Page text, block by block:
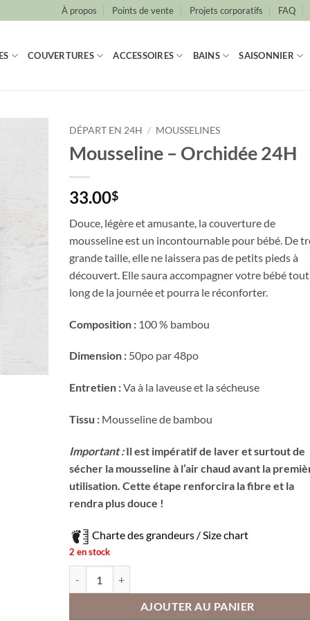
À propos Points de vente Projets corporatifs FAQ
COUVERTURES ACCESSOIRES BAINS SAISONNIER
DÉPART EN 24H / MOUSSELINES
Mousseline – Orchidée 24H
33.00$
Douce, légère et amusante, la couverture de
mousseline est un incontournable pour bébé. De
grande taille, elle ne laissera pas de petits pieds à
découvert. Elle saura accompagner votre bébé
long de la journée et pourra le réconforter.
Composition :100 % bambou
Dimension :50po par 48po
Entretien :Va à la laveuse et la sécheuse
Tissu :Mousseline de bambou
Important :Il est impératif de laver et surtout de
sécher la mousseline à l’air chaud avant la
utilisation. Cette étape renforcira la fibre et la
rendra plus douce !
Charte des grandeurs / Size chart
2 en stock
AJOUTER AU PANIER